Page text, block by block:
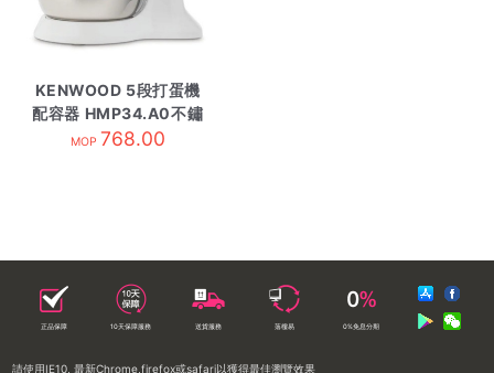
KENWOOD 5段打蛋機
配容器 HMP34.A0不鏽
鋼
MOP 768.00
正品保障 10天保障服務 送貨服務 落樓易 0%免息分期
請使用IE10, 最新Chrome,firefox或safari以獲得最佳瀏覽效果